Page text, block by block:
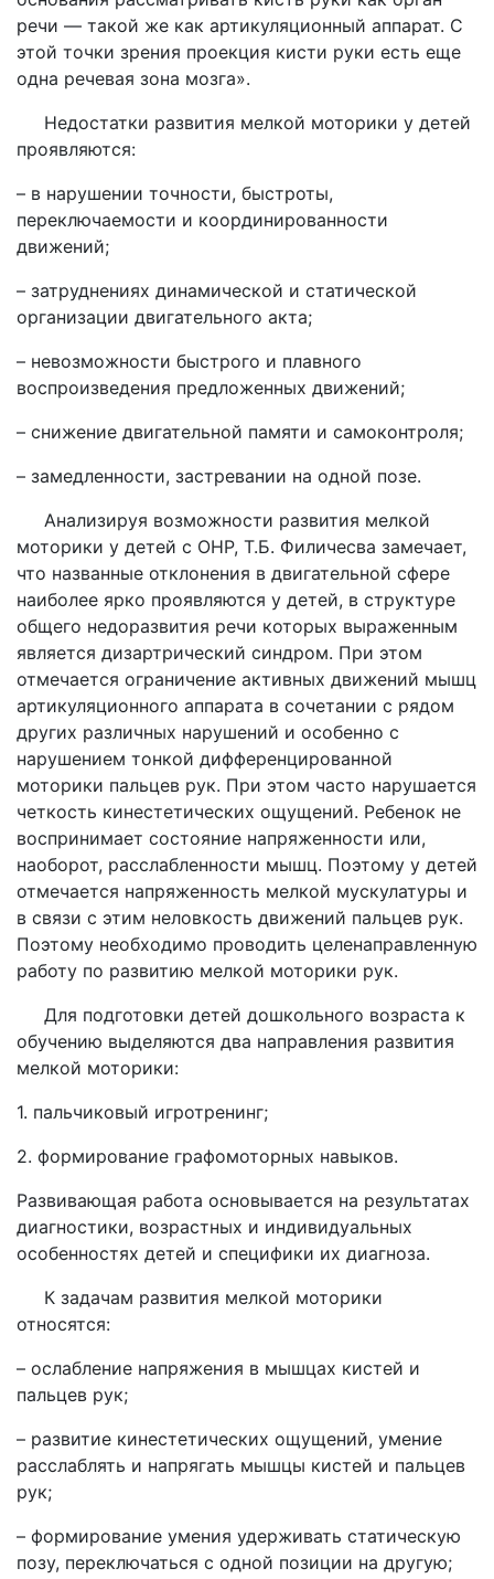
речи — такой же как артикуляционный аппарат. С
этой точки зрения проекция кисти руки есть еще
одна речевая зона мозга».
Недостатки развития мелкой моторики у детей
проявляются:
– в нарушении точности, быстроты,
переключаемости и координированности
движений;
– затруднениях динамической и статической
организации двигательного акта;
– невозможности быстрого и плавного
воспроизведения предложенных движений;
– снижение двигательной памяти и самоконтроля;
– замедленности, застревании на одной позе.
Анализируя возможности развития мелкой
моторики у детей с ОНР, Т.Б. Филичесва замечает,
что названные отклонения в двигательной сфере
наиболее ярко проявляются у детей, в структуре
общего недоразвития речи которых выраженным
является дизартрический синдром. При этом
отмечается ограничение активных движений мышц
артикуляционного аппарата в сочетании с рядом
других различных нарушений и особенно с
нарушением тонкой дифференцированной
моторики пальцев рук. При этом часто нарушается
четкость кинестетических ощущений. Ребенок не
воспринимает состояние напряженности или,
наоборот, расслабленности мышц. Поэтому у детей
отмечается напряженность мелкой мускулатуры и
в связи с этим неловкость движений пальцев рук.
Поэтому необходимо проводить целенаправленную
работу по развитию мелкой моторики рук.
Для подготовки детей дошкольного возраста к
обучению выделяются два направления развития
мелкой моторики:
1. пальчиковый игротренинг;
2. формирование графомоторных навыков.
Развивающая работа основывается на результатах
диагностики, возрастных и индивидуальных
особенностях детей и специфики их диагноза.
К задачам развития мелкой моторики
относятся:
– ослабление напряжения в мышцах кистей и
пальцев рук;
– развитие кинестетических ощущений, умение
расслаблять и напрягать мышцы кистей и пальцев
рук;
– формирование умения удерживать статическую
позу, переключаться с одной позиции на другую;